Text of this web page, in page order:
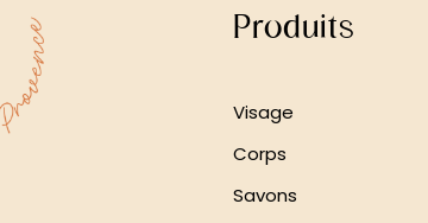
Produits
Visage
Corps
Savons